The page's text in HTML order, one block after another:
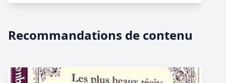
Recommandations de contenu